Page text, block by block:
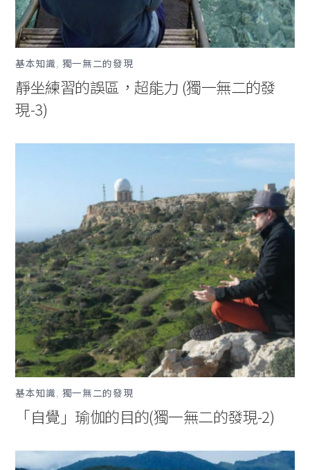
基本知識, 獨一無二的發現
靜坐練習的誤區，超能力 (獨一無二的發
現-3)
基本知識, 獨一無二的發現
「自覺」瑜伽的目的(獨一無二的發現-2)